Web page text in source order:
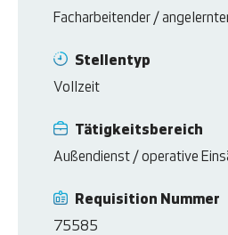
Requisition Nummer
75585
Facharbeitender /
Stellentyp
Vollzeit
Tätigkeitsbereich
Außendienst / operative